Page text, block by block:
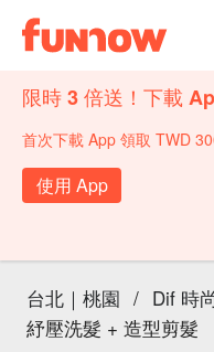
限時 3 倍送！下載
首次下載 App 領取 TWD
使用 App
台北｜桃園 / Dif 時
紓壓洗髮 + 造型剪髮